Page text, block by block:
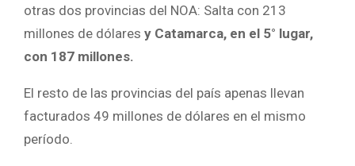
otras dos provincias del NOA: Salta con 213
millones de dólares y Catamarca, en el 5° lugar,
con 187 millones.
El resto de las provincias del país apenas llevan
facturados 49 millones de dólares en el mismo
período.